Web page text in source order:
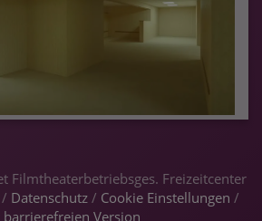
Filmtheaterbetriebsges. Freizeitcenter
/ Datenschutz / Cookie Einstellungen /
barrierefreien Version